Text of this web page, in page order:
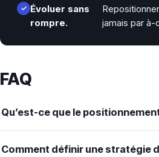
Évoluer sans
rompre.
jamais par à-
FAQ
Qu’est-ce que le
Comment définir une stratégie